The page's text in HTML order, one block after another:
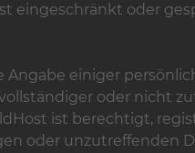
eingeschränkt oder
Angabe einiger
oder nicht
ist berechtigt,
oder unzutreffenden